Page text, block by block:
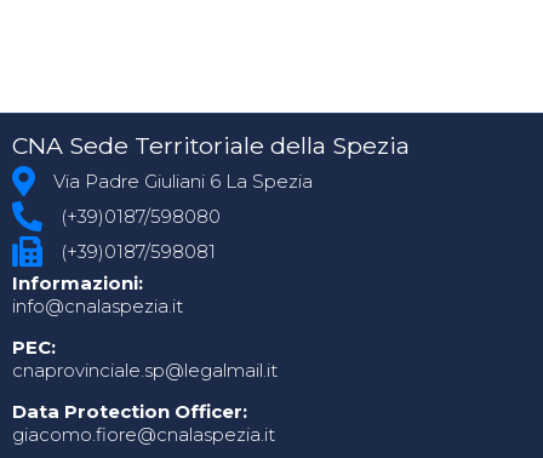
CNA Sede Territoriale della Spezia
Via Padre Giuliani 6 La Spezia
(+39)0187/598080
(+39)0187/598081
Informazioni:
info@cnalaspezia.it
PEC:
cnaprovinciale.sp@legalmail.it
Data Protection Officer:
giacomo.fiore@cnalaspezia.it